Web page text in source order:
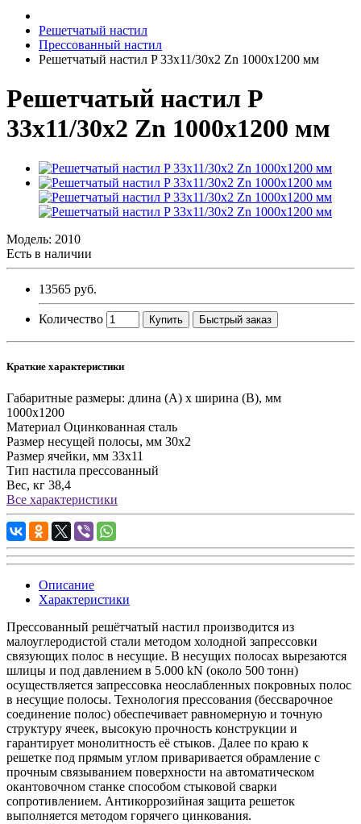
Решетчатый настил
Прессованный настил
Решетчатый настил P 33х11/30х2 Zn 1000х1200 мм
Решетчатый настил P
33х11/30х2 Zn 1000х1200 мм
Модель: 2010
Есть в наличии
13565 руб.
Количество Купить Быстрый заказ
Краткие характеристики
Габаритные размеры: длина (А) х ширина (В), мм
1000х1200
Материал Оцинкованная сталь
Размер несущей полосы, мм 30х2
Размер ячейки, мм 33х11
Тип настила прессованный
Вес, кг 38,4
Все характеристики
Описание
Характеристики
Прессованный решётчатый настил производится из
малоуглеродистой стали методом холодной запрессовки
связующих полос в несущие. В несущих полосах вырезаются
шлицы и под давлением в 5.000 kN (около 500 тонн)
осуществляется запрессовка неослабленных покровных полос
в несущие полосы. Технология прессования (бессварочное
соединение полос) обеспечивает равномерную и точную
структуру ячеек, высокую прочность конструкции и
гарантирует монолитность её стыков. Далее по краю к
решетке под прямым углом приваривается обрамление с
прочным связыванием поверхности на автоматическом
окантовочном станке способом стыковой сварки
сопротивлением. Антикоррозийная защита решеток
выполняется методом горячего цинкования.